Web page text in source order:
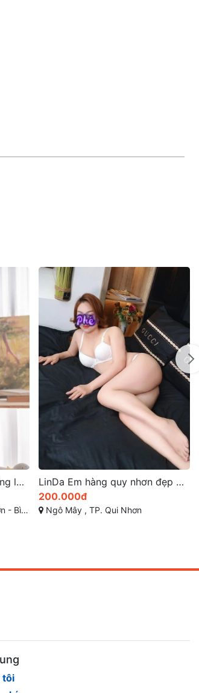
LinDa Em hàng quy nhơn đẹp quyến rũ
Phương Lan quá dâm quá ngon dịch vụ Bj như phim sex
500.000đ
Đường Số 21, Phường 8, Gò Vấp, Hồ Chí Minh
tôi